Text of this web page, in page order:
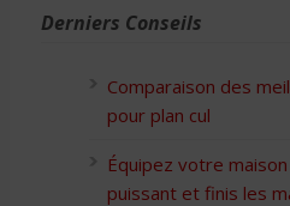
Derniers Conseils
Comparaison des
pour plan cul
Équipez votre
puissant et finis les